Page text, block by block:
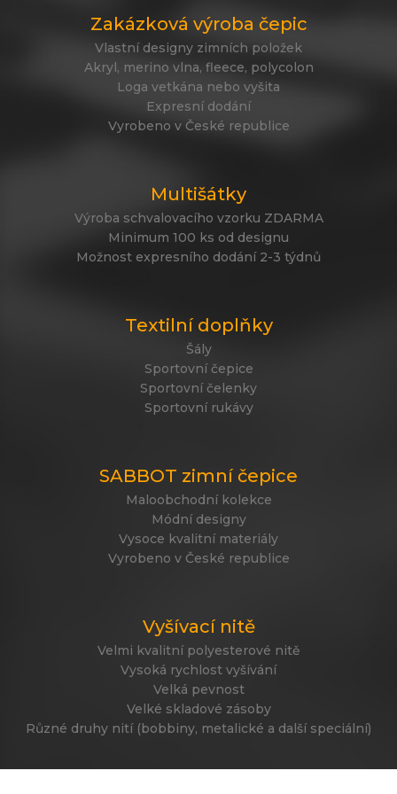
Zakázková výroba čepic
Vlastní designy zimních položek
Akryl, merino vlna, fleece, polycolon
Loga vetkána nebo vyšita
Expresní dodání
Vyrobeno v České republice
Multišátky
Výroba schvalovacího vzorku ZDARMA
Minimum 100 ks od designu
Možnost expresního dodání 2-3 týdnů
Textilní doplňky
Šály
Sportovní čepice
Sportovní čelenky
Sportovní rukávy
SABBOT zimní čepice
Maloobchodní kolekce
Módní designy
Vysoce kvalitní materiály
Vyrobeno v České republice
Vyšívací nitě
Velmi kvalitní polyesterové nitě
Vysoká rychlost vyšívání
Velká pevnost
Velké skladové zásoby
Různé druhy nití (bobbiny, metalické a další speciální)